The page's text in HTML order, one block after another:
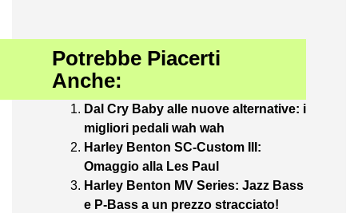
Potrebbe Piacerti
Anche:
Dal Cry Baby alle nuove alternative: i
migliori pedali wah wah
Harley Benton SC-Custom III:
Omaggio alla Les Paul
Harley Benton MV Series: Jazz Bass
e P-Bass a un prezzo stracciato!